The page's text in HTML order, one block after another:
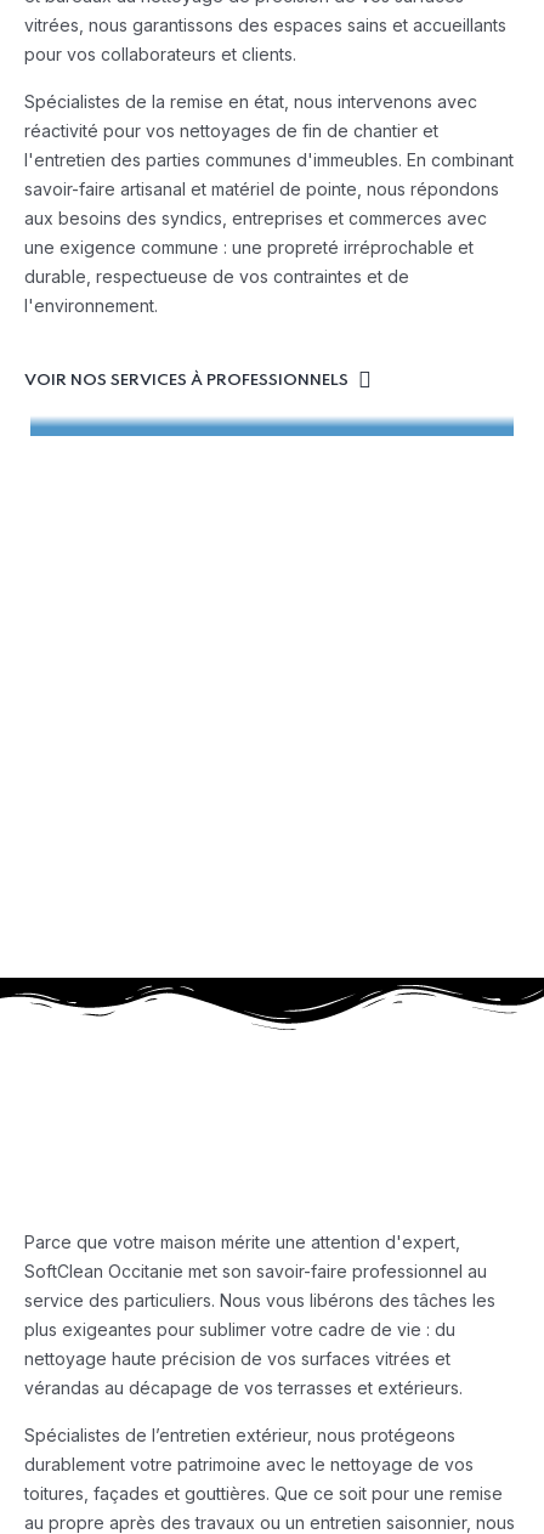
vitrées, nous garantissons des espaces sains et accueillants
pour vos collaborateurs et clients.
Spécialistes de la remise en état, nous intervenons avec
réactivité pour vos nettoyages de fin de chantier et
l'entretien des parties communes d'immeubles. En combinant
savoir-faire artisanal et matériel de pointe, nous répondons
aux besoins des syndics, entreprises et commerces avec
une exigence commune : une propreté irréprochable et
durable, respectueuse de vos contraintes et de
l'environnement.
VOIR NOS SERVICES À PROFESSIONNELS
Nettoyage vitres & vitrines
Parce que votre maison mérite une attention d'expert,
SoftClean Occitanie met son savoir-faire professionnel au
service des particuliers. Nous vous libérons des tâches les
plus exigeantes pour sublimer votre cadre de vie : du
nettoyage haute précision de vos surfaces vitrées et
vérandas au décapage de vos terrasses et extérieurs.
Spécialistes de l’entretien extérieur, nous protégeons
durablement votre patrimoine avec le nettoyage de vos
toitures, façades et gouttières. Que ce soit pour une remise
au propre après des travaux ou un entretien saisonnier, nous